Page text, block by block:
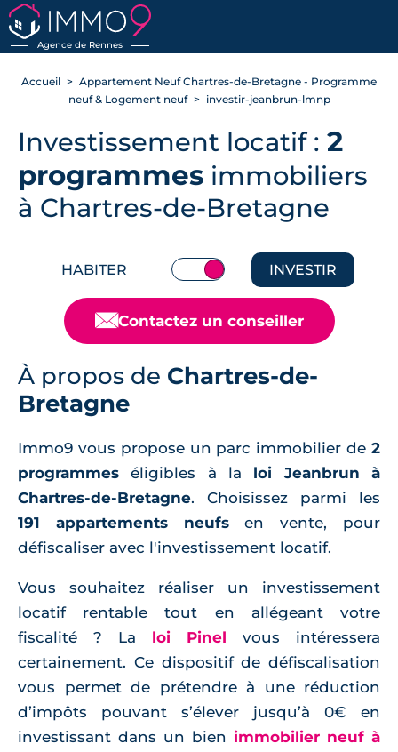
Agence de Rennes
RETOUR
Accueil
Appartement Neuf Chartres-de-Bretagne - Programme
neuf & Logement neuf
investir-jeanbrun-lmnp
Investissement locatif : 2
programmes immobiliers
à Chartres-de-Bretagne
HABITER INVESTIR
📧Contactez un conseiller
À propos de Chartres-de-
Bretagne
Immo9 vous propose un parc immobilier de 2
programmes éligibles à la loi Jeanbrun à
Chartres-de-Bretagne. Choisissez parmi les
191 appartements neufsen vente, pour
défiscaliser avec l'investissement locatif.
Vous souhaitez réaliser un investissement
locatif rentable tout en allégeant votre
fiscalité ? La loi Pinel vous intéressera
certainement. Ce dispositif de défiscalisation
vous permet de prétendre à une réduction
d’impôts pouvant s’élever jusqu’à 0€ en
investissant dans un bien immobilier neuf à